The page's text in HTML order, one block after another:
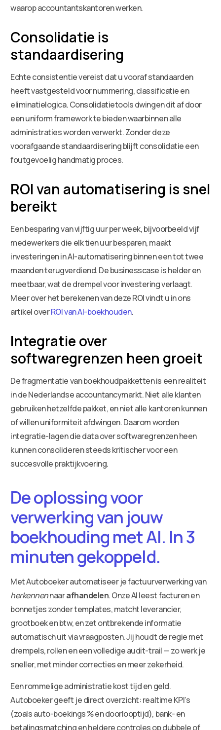
waarop accountantskantoren werken.
Consolidatie is
standaardisering
Echte consistentie vereist dat u vooraf standaarden
heeft vastgesteld voor nummering, classificatie en
eliminatielogica. Consolidatietools dwingen dit af door
een uniform framework te bieden waarbinnen alle
administraties worden verwerkt. Zonder deze
voorafgaande standaardisering blijft consolidatie een
foutgevoelig handmatig proces.
ROI van automatisering is snel
bereikt
Een besparing van vijftig uur per week, bijvoorbeeld vijf
medewerkers die elk tien uur besparen, maakt
investeringen in AI-automatisering binnen een tot twee
maanden terugverdiend. De businesscase is helder en
meetbaar, wat de drempel voor investering verlaagt.
Meer over het berekenen van deze ROI vindt u in ons
artikel overROI van AI-boekhouden.
Integratie over
softwaregrenzen heen groeit
De fragmentatie van boekhoudpakketten is een realiteit
in de Nederlandse accountancymarkt. Niet alle klanten
gebruiken hetzelfde pakket, en niet alle kantoren kunnen
of willen uniformiteit afdwingen. Daarom worden
integratie-lagen die data over softwaregrenzen heen
kunnen consolideren steeds kritischer voor een
succesvolle praktijkvoering.
De oplossing voor
verwerking van jouw
boekhouding met AI. In 3
minuten gekoppeld.
Met Autoboeker automatiseer je factuurverwerking van
herkennennaarafhandelen. Onze AI leest facturen en
bonnetjes zonder templates, matcht leverancier,
grootboek en btw, en zet ontbrekende informatie
automatisch uit via vraagposten. Jij houdt de regie met
drempels, rollen en een volledige audit-trail — zo werk je
sneller, met minder correcties en meer zekerheid.
Een rommelige administratie kost tijd en geld.
Autoboeker geeft je direct overzicht: realtime KPI’s
(zoals auto-boekings % en doorlooptijd), bank- en
betalingsmatching en heldere controles op dubbele of